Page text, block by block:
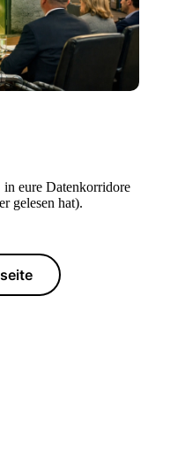
eure Datenkorridore
gelesen hat).